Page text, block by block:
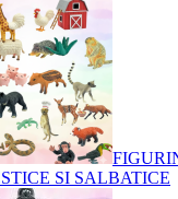
SI SALBATICE